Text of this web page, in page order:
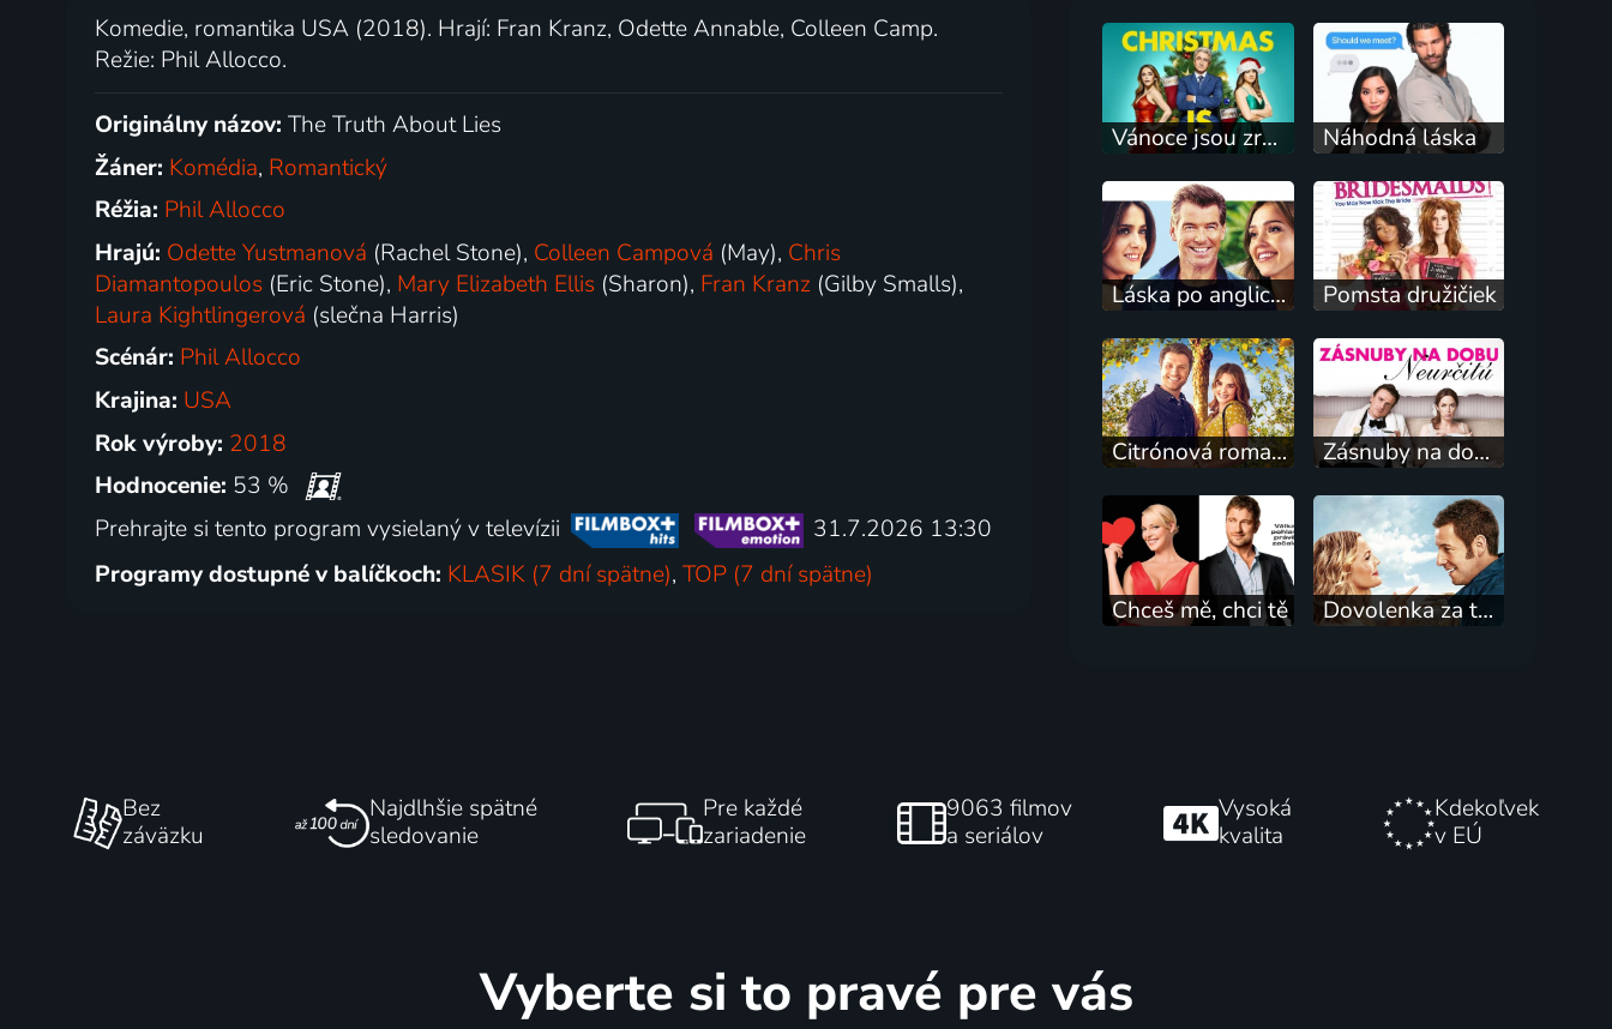
Komedie, romantika USA (2018). Hrají: Fran Kranz, Odette Annable, Colleen Camp.
Režie: Phil Allocco.
Originálny názov:The Truth About Lies
Žáner: Komédia, Romantický
Réžia: Phil Allocco
Hrajú: Odette Yustmanová (Rachel Stone), Colleen Campová (May), Chris
Diamantopoulos (Eric Stone), Mary Elizabeth Ellis (Sharon), Fran Kranz (Gilby Smalls),
Laura Kightlingerová (slečna Harris)
Scénár: Phil Allocco
Krajina: USA
Rok výroby: 2018
Hodnocenie: 53 %
Prehrajte si tento program vysielaný v televízii
31.7.2026 13:30
Programy dostupné v balíčkoch: KLASIK (7 dní spätne),TOP (7 dní spätne)
Vánoce jsou zrušeny Náhodná láska
Láska po anglicku Pomsta družičiek
Citrónová romance Zásnuby na dobu neurčitú
Chceš mě, chci tě Dovolenka za trest
Bez
záväzku
Najdlhšie spätné
sledovanie
Pre každé
zariadenie
9063 filmov
a seriálov
Vysoká
kvalita
Kdekoľvek
v EÚ
Vyberte si to pravé pre vás